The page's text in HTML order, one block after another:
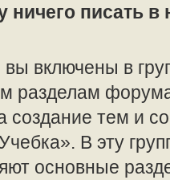
ничего писать в
вы включены в
разделам
создание тем и
В эту
основные